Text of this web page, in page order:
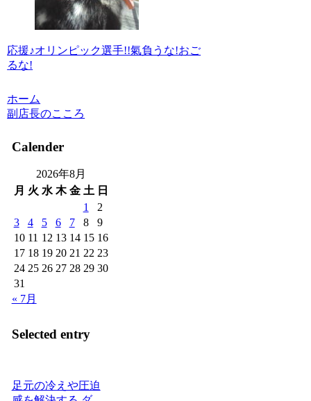
応援♪オリンピック選手!!氣負うな!おご
るな!
ホーム
副店長のこころ
Calender
2026年8月
月 火 水 木 金 土 日
1
2
3
4 5 6 7 8
9
10 11 12 13 14 15 16
17 18 19 20 21 22 23
24 25 26 27 28 29 30
31
« 7月
Selected entry
足元の冷えや圧迫